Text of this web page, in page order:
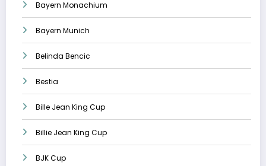
Bayern Monachium
Bayern Munich
Belinda Bencic
Bestia
Bille Jean King Cup
Billie Jean King Cup
BJK Cup